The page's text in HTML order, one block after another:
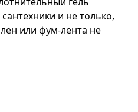
и не только,
или фум-лента не